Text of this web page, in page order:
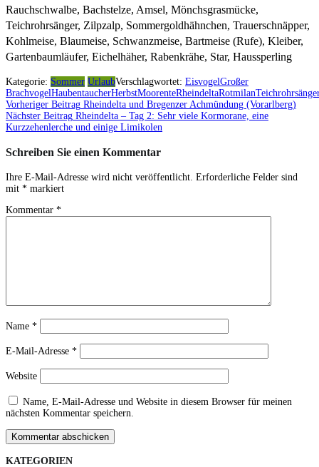
Rauchschwalbe, Bachstelze, Amsel, Mönchsgrasmücke,
Teichrohrsänger, Zilpzalp, Sommergoldhähnchen, Trauerschnäpper,
Kohlmeise, Blaumeise, Schwanzmeise, Bartmeise (Rufe), Kleiber,
Gartenbaumläufer, Eichelhäher, Rabenkrähe, Star, Haussperling
Kategorie: Sommer UrlaubVerschlagwortet: EisvogelGroßer
BrachvogelHaubentaucherHerbstMoorenteRheindeltaRotmilan
Beitragsnavigation
Vorheriger Beitrag Rheindelta und Bregenzer Achmündung (Vorarlberg)
Nächster Beitrag Rheindelta – Tag 2: Sehr viele Kormorane, eine
Kurzzehenlerche und einige Limikolen
Schreiben Sie einen Kommentar
Ihre E-Mail-Adresse wird nicht veröffentlicht. Erforderliche Felder sind
mit * markiert
Kommentar *
Name *
E-Mail-Adresse *
Website
Name, E-Mail-Adresse und Website in diesem Browser für meinen
nächsten Kommentar speichern.
Kommentar abschicken
KATEGORIEN